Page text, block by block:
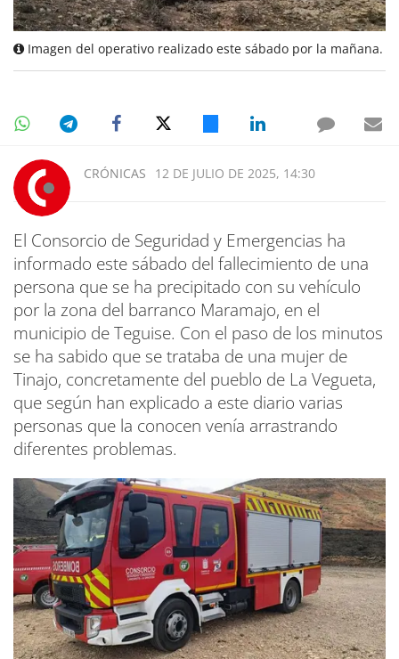
Imagen del operativo realizado este sábado por la mañana.
CRÓNICAS 12 DE JULIO DE 2025, 14:30
El Consorcio de Seguridad y Emergencias ha
informado este sábado del fallecimiento de una
persona que se ha precipitado con su vehículo
por la zona del barranco Maramajo, en el
municipio de Teguise. Con el paso de los minutos
se ha sabido que se trataba de una mujer de
Tinajo, concretamente del pueblo de La Vegueta,
que según han explicado a este diario varias
personas que la conocen venía arrastrando
diferentes problemas.